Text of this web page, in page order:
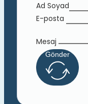
Ad Soyad
E-posta
Mesaj
Gönder